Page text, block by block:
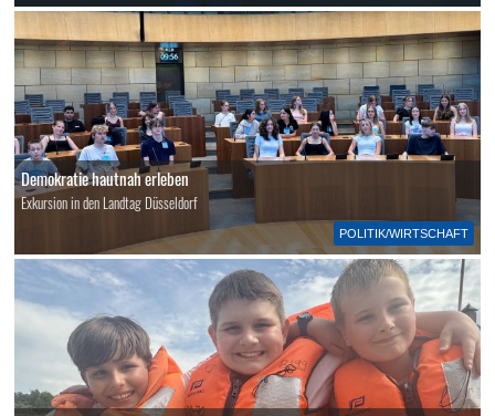
POLITIK/WIRTSCHAFT
Demokratie hautnah erleben
Exkursion in den Landtag Düsseldorf